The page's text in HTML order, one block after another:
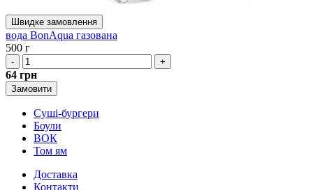
Швидке замовлення
вода BonAqua газована
500 г
- +
64 грн
Замовити
Суші-бургери
Боули
ВОК
Том ям
Доставка
Контакти